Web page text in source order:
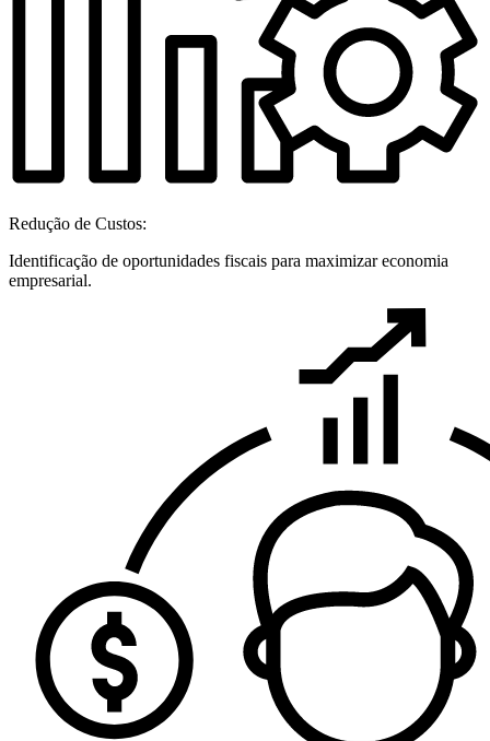
Redução de Custos:
Identificação de oportunidades fiscais para maximizar economia
empresarial.